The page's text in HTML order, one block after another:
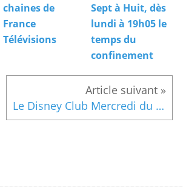
chaines de
France
Télévisions
Sept à Huit, dès
lundi à 19h05 le
temps du
confinement
Le Disney Club Mercredi du 20 novembre 1991